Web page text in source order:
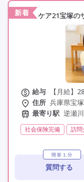
新着 ケア21宝塚の
給与
【月給】
住所 兵庫県宝
最寄り駅 逆瀬
社会保険完備 訪問
交通費支給
年間
研修制度あり
簡単１分
質問する